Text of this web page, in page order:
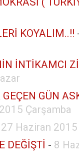
KOYALIM..!!
İNTİKAMCI
GÜN
Çarşamba
27 Haziran
DEĞİŞTİ - 8